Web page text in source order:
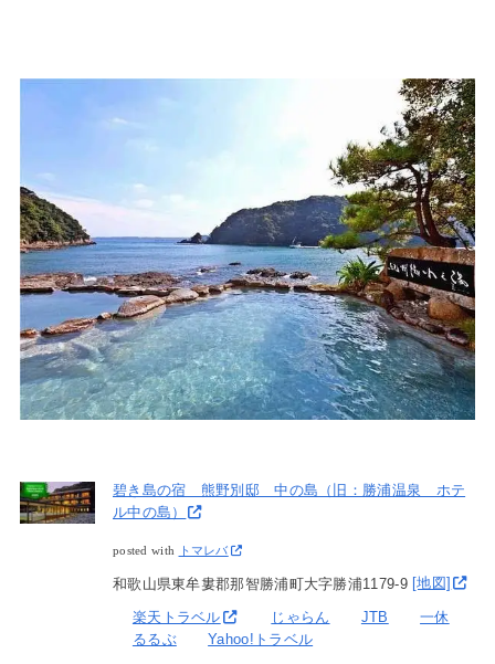
碧き島の宿 熊野別邸 中の島（旧：勝浦温泉 ホテ
ル中の島）
posted with トマレバ
和歌山県東牟婁郡那智勝浦町大字勝浦1179-9 [地図]
楽天トラベル じゃらん JTB
一休
るるぶ
Yahoo!トラベル